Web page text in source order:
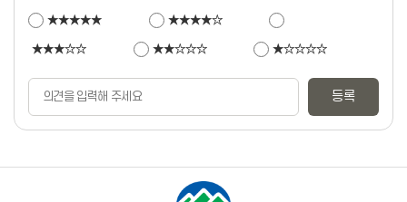
★★★★★ ★★★★☆
★★★☆☆ ★★☆☆☆ ★☆☆☆☆